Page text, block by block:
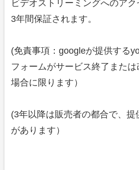
ビデオストリーミングへのアク
3年間保証されます。
(免責事項：googleが提供する
フォームがサービス終了また
場合に限ります）
(3年以降は販売者の都合で、提
があります）